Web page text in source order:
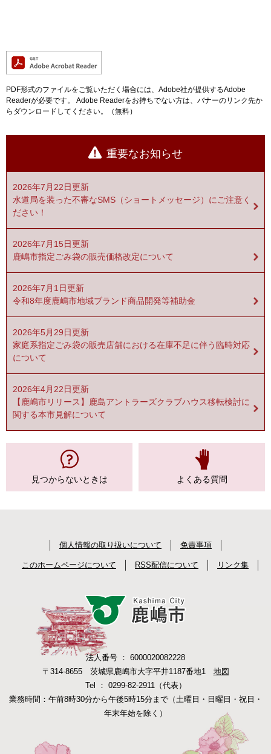
PDF形式のファイルをご覧いただく場合には、Adobe社が提供するAdobe
Readerが必要です。
Adobe Readerをお持ちでない方は、バナーのリンク先か
らダウンロードしてください。（無料）
重要なお知らせ
2026年7月22日更新
水道局を装った不審なSMS（ショートメッセージ）にご注意く
ださい！
2026年7月15日更新
鹿嶋市指定ごみ袋の販売価格改定について
2026年7月1日更新
令和8年度鹿嶋市地域ブランド商品開発等補助金
2026年5月29日更新
家庭系指定ごみ袋の販売店舗における在庫不足に伴う臨時対応
について
2026年4月22日更新
【鹿嶋市リリース】鹿島アントラーズクラブハウス移転検討に
関する本市見解について
見つからないときは よくある質問
個人情報の取り扱いについて 免責事項
このホームページについて RSS配信について リンク集
法人番号 ： 6000020082228
〒314-8655 茨城県鹿嶋市大字平井1187番地1 地図
Tel ： 0299-82-2911（代表）
業務時間：午前8時30分から午後5時15分まで（土曜日・日曜日・祝日・
年末年始を除く）